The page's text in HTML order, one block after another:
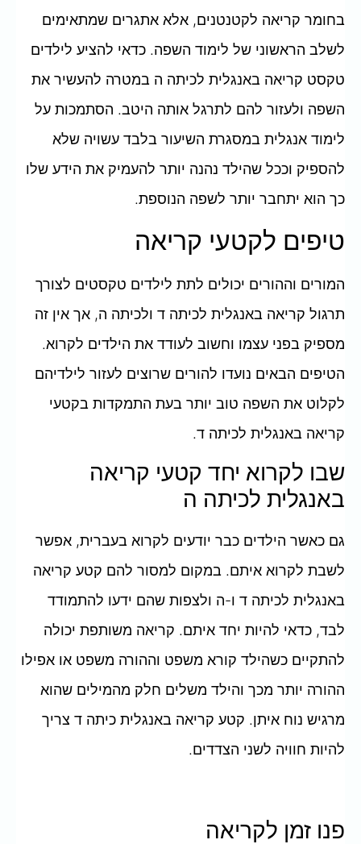
בחומר קריאה לקטנטנים, אלא אתגרים שמתאימים
לשלב הראשוני של לימוד השפה. כדאי להציע לילדים
טקסט קריאה באנגלית לכיתה ה במטרה להעשיר את
השפה ולעזור להם לתרגל אותה היטב. הסתמכות על
לימוד אנגלית במסגרת השיעור בלבד עשויה שלא
להספיק וככל שהילד נהנה יותר להעמיק את הידע שלו
כך הוא יתחבר יותר לשפה הנוספת.
טיפים לקטעי קריאה
המורים וההורים יכולים לתת לילדים טקסטים לצורך
תרגול קריאה באנגלית לכיתה ד ולכיתה ה, אך אין זה
מספיק בפני עצמו וחשוב לעודד את הילדים לקרוא.
הטיפים הבאים נועדו להורים שרוצים לעזור לילדיהם
לקלוט את השפה טוב יותר בעת התמקדות בקטעי
קריאה באנגלית לכיתה ד.
שבו לקרוא יחד קטעי קריאה
באנגלית לכיתה ה
גם כאשר הילדים כבר יודעים לקרוא בעברית, אפשר
לשבת לקרוא איתם. במקום למסור להם קטע קריאה
באנגלית לכיתה ד ו-ה ולצפות שהם ידעו להתמודד
לבד, כדאי להיות יחד איתם. קריאה משותפת יכולה
להתקיים כשהילד קורא משפט וההורה משפט או אפילו
ההורה יותר מכך והילד משלים חלק מהמילים שהוא
מרגיש נוח איתן. קטע קריאה באנגלית כיתה ד צריך
להיות חוויה לשני הצדדים.
פנו זמן לקריאה